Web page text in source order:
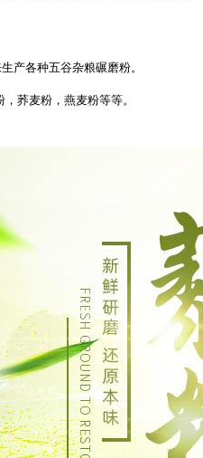
产各种五谷杂粮碾磨粉。
荞麦粉，燕麦粉等等。